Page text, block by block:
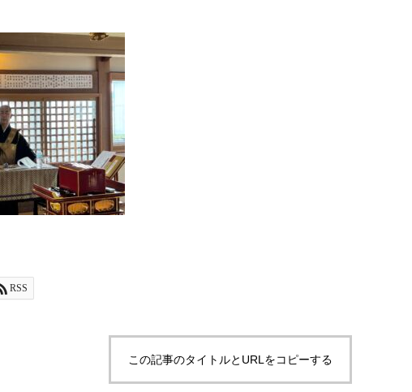
RSS
この記事のタイトルとURLをコピーする